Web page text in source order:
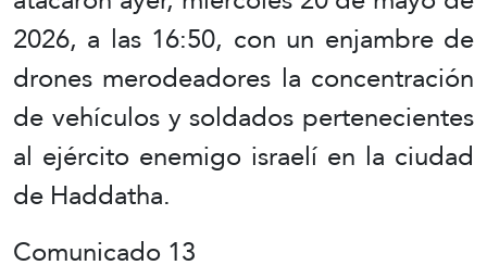
2026, a las 16:50, con un enjambre de
drones merodeadores la concentración
de vehículos y soldados pertenecientes
al ejército enemigo israelí en la ciudad
de Haddatha.
Comunicado 13